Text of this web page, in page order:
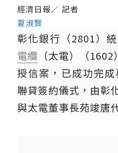
經濟日報／ 記者
夏淑賢
彰化銀行（2801）
電纜 （太電）（
授信案，已成功完
聯貸簽約儀式，由彰
與太電董事長苑竣唐